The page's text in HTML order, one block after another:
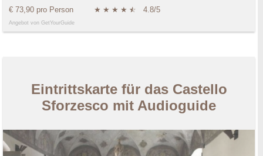
€ 73,90 pro Person ★ ★ ★ ★ ★
☆ 4.8/5
Angebot von GetYourGuide
Eintrittskarte für das Castello
Sforzesco mit Audioguide